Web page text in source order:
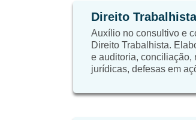
Direito
Auxílio no consultivo e
Direito Trabalhista.
e auditoria, conciliação,
jurídicas, defesas em